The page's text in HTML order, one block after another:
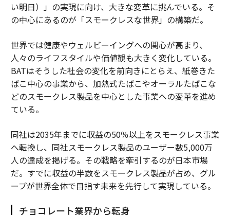
い明日）」の実現に向け、大きな変革に挑んでいる。そ
の中心にあるのが「スモークレスな世界」の構築だ。
世界では健康やウェルビーイングへの関心が高まり、
人々のライフスタイルや価値観も大きく変化している。
BATはそうした社会の変化を前向きにとらえ、紙巻きた
ばこ中心の事業から、加熱式たばこやオーラルたばこな
どのスモークレス製品を中心とした事業への変革を進め
ている。
同社は2035年までに収益の50％以上をスモークレス事業
へ転換し、同社スモークレス製品のユーザー数5,000万
人の達成を掲げる。その戦略を牽引するのが日本市場
だ。すでに収益の半数をスモークレス製品が占め、グル
ープが世界全体で目指す未来を先行して実現している。
チョコレート業界から転身